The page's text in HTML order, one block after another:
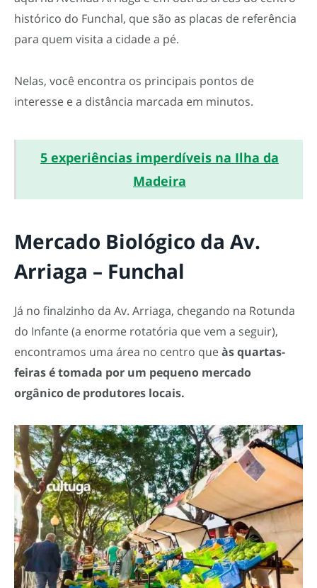
histórico do Funchal, que são as placas de referência
para quem visita a cidade a pé.
Nelas, você encontra os principais pontos de
interesse e a distância marcada em minutos.
5 experiências imperdíveis na Ilha da
Madeira
Mercado Biológico da Av.
Arriaga – Funchal
Já no finalzinho da Av. Arriaga, chegando na Rotunda
do Infante (a enorme rotatória que vem a seguir),
encontramos uma área no centro queàs quartas-
feiras é tomada por um pequeno mercado
orgânico de produtores locais.